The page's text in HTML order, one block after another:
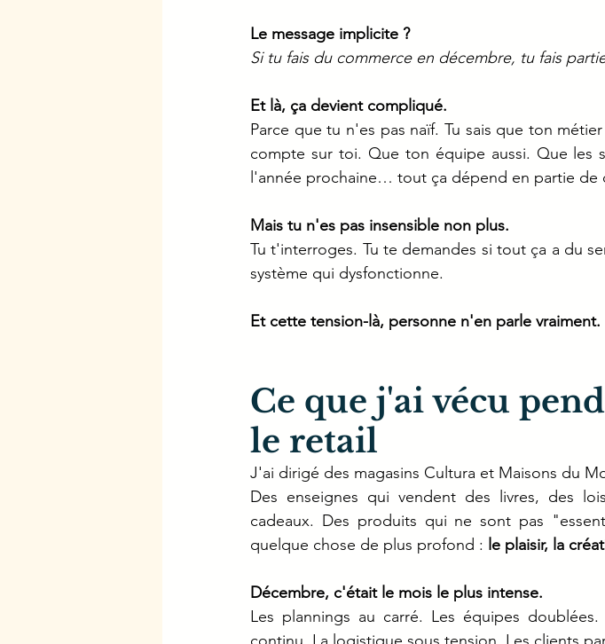
Le message implicite ?
Si tu fais du commerce en décembre, tu fais
Et là, ça devient compliqué.
Parce que tu n'es pas naïf. Tu sais que ton
compte sur toi. Que ton équipe aussi. Que les
l'année prochaine… tout ça dépend en partie de
Mais tu n'es pas insensible non plus.
Tu t'interroges. Tu te demandes si tout ça a du
système qui dysfonctionne.
Et cette tension-là, personne n'en parle vraiment.
Ce que j'ai vécu
le retail
J'ai dirigé des magasins Cultura et Maisons du
Des enseignes qui vendent des livres, des
cadeaux. Des produits qui ne sont pas
quelque chose de plus profond : le plaisir, la
Décembre, c'était le mois le plus intense.
Les plannings au carré. Les équipes